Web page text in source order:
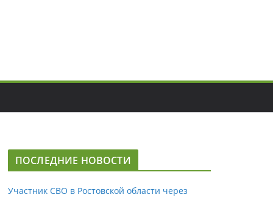
ПОСЛЕДНИЕ НОВОСТИ
Участник СВО в Ростовской области через